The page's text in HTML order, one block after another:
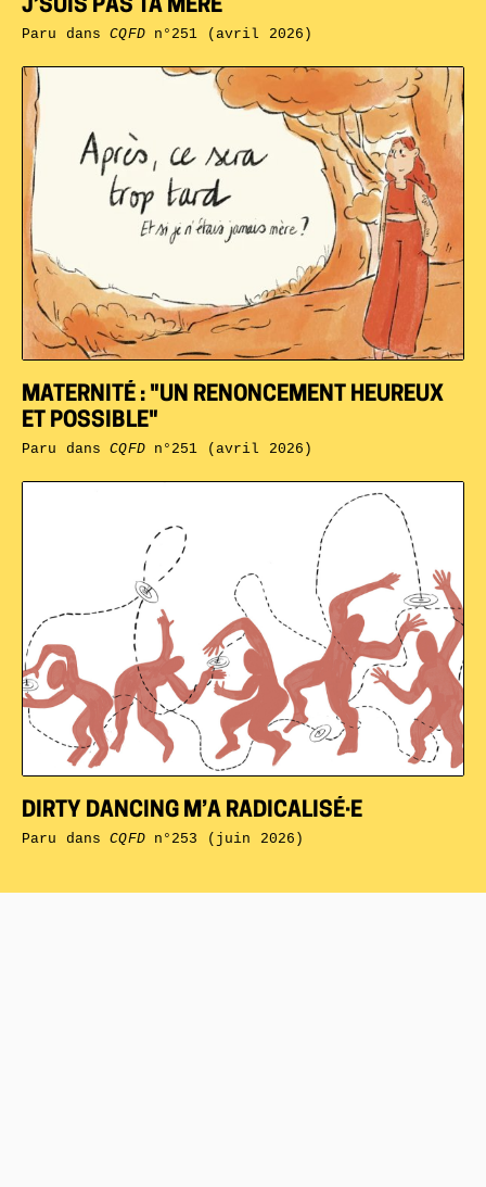
DIRTY DANCING M’A RADICALISÉ·E
Paru dansCQFDn°253 (juin 2026)
MATERNITÉ : "UN RENONCEMENT HEUREUX
ET POSSIBLE"
Paru dansCQFDn°251 (avril 2026)
J’SUIS PAS TA MÈRE
Paru dansCQFDn°251 (avril 2026)